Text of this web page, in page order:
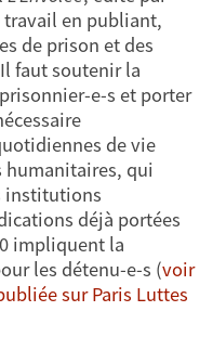
travail en publiant,
de prison et des
faut soutenir la
e-s et porter
de vie
humanitaires, qui
institutions
déjà portées
impliquent la
les détenu-e-s (voir
sur Paris Luttes